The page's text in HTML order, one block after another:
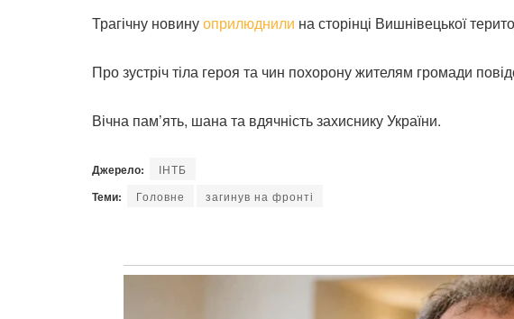
Трагічну новинуоприлюднили на сторінці Вишнівецької
Про зустріч тіла героя та чин похорону жителям громади
Вічна пам’ять, шана та вдячність захиснику України.
Джерело: ІНТБ
Теми: Головне загинув на фронті